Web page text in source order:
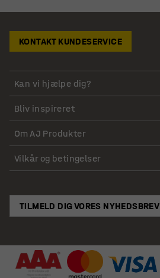
KONTAKT KUNDESERVICE
Kan vi hjælpe dig?
Bliv inspireret
Om AJ Produkter
Vilkår og betingelser
TILMELD DIG VORES NYHEDSBREV